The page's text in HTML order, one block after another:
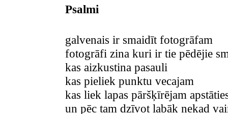
Psalmi
galvenais ir smaidīt fotogrāfam
fotogrāfi zina kuri ir tie pēdējie
kas aizkustina pasauli
kas pieliek punktu vecajam
kas liek lapas pāršķīrējam
un pēc tam dzīvot labāk nekad